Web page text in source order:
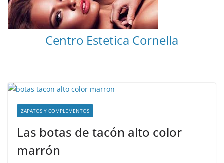
Centro Estetica Cornella
ZAPATOS Y COMPLEMENTOS
Las botas de tacón alto color
marrón